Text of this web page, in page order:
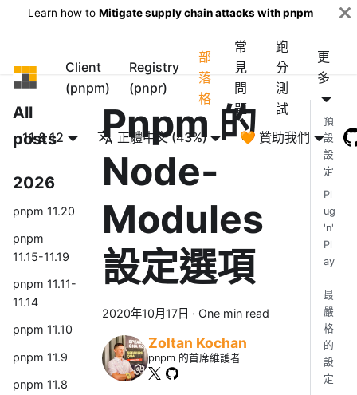
Learn how to Mitigate supply chain attacks with pnpm
pnpm
Client
(pnpm)
Registry
(pnpr)
部
落
格
常
見
問
題
跑
分
測
試
更
多
11 & 12 正體中文 (43%) 🧡 贊助我們
All
posts
2026
pnpm 11.20
pnpm
11.15-11.19
pnpm 11.11-
11.14
pnpm 11.10
pnpm 11.9
pnpm 11.8
Pnpm 的
Node-
Modules
設定選項
2020年10月17日 · One min read
Zoltan Kochan
pnpm 的首席維護者
預
設
設
定
Pl
ug
'n'
Pl
ay
－
最
嚴
格
的
設
定